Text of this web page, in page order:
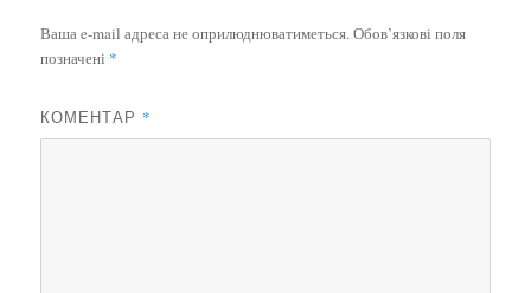
Ваша e-mail адреса не оприлюднюватиметься. Обов’язкові поля
позначені *
КОМЕНТАР *